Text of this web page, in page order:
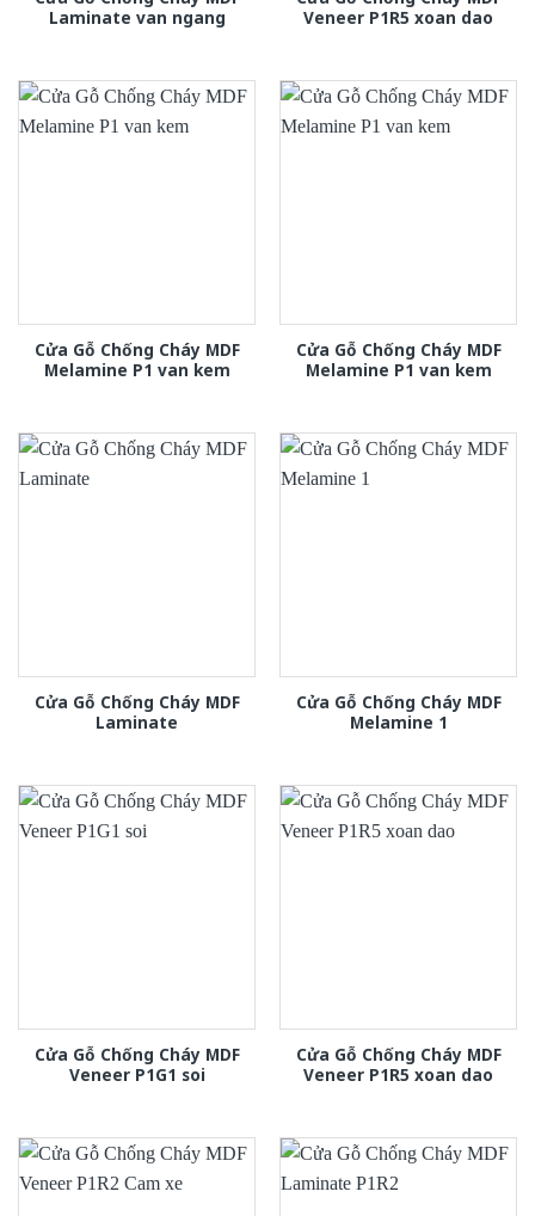
Laminate van ngang
Veneer P1R5 xoan dao
Cửa Gỗ Chống Cháy MDF
Melamine P1 van kem
Cửa Gỗ Chống Cháy MDF
Melamine P1 van kem
Cửa Gỗ Chống Cháy MDF
Laminate
Cửa Gỗ Chống Cháy MDF
Melamine 1
Cửa Gỗ Chống Cháy MDF
Veneer P1G1 soi
Cửa Gỗ Chống Cháy MDF
Veneer P1R5 xoan dao